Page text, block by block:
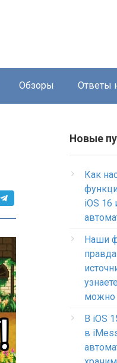
Обзоры Ответы
Новые
Как
iOS 16
Наши
можно
В iOS
в